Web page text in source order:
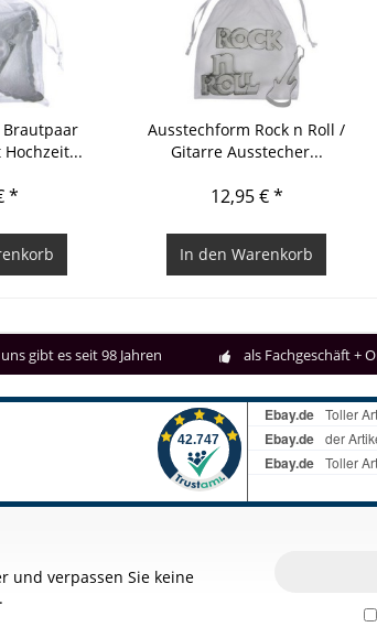
Hochzeit...
*
Ausstechform Rock n Roll /
Gitarre Ausstecher...
12,95 € *
In den Warenkorb
uns gibt es seit 98 Jahren als Fachgeschäft +
und verpassen Sie keine